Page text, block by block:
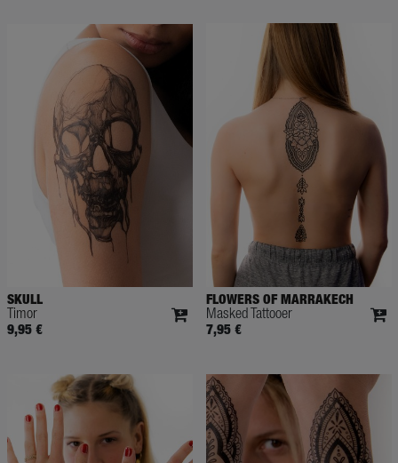
SKULL
Timor
9,95 €
FLOWERS OF MARRAKECH
Masked Tattooer
7,95 €